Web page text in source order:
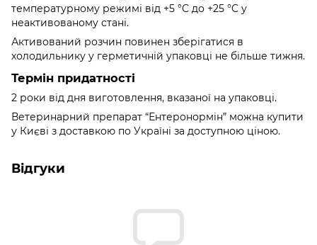
температурному режимі від +5 °C до +25 °C у
неактивованому стані.
Активований розчин повинен зберігатися в
холодильнику у герметичній упаковці не більше тижня.
Термін придатності
2 роки від дня виготовлення, вказаної на упаковці.
Ветеринарний препарат “Ентеронормін” можна купити
у Києві з доставкою по Україні за доступною ціною.
Відгуки